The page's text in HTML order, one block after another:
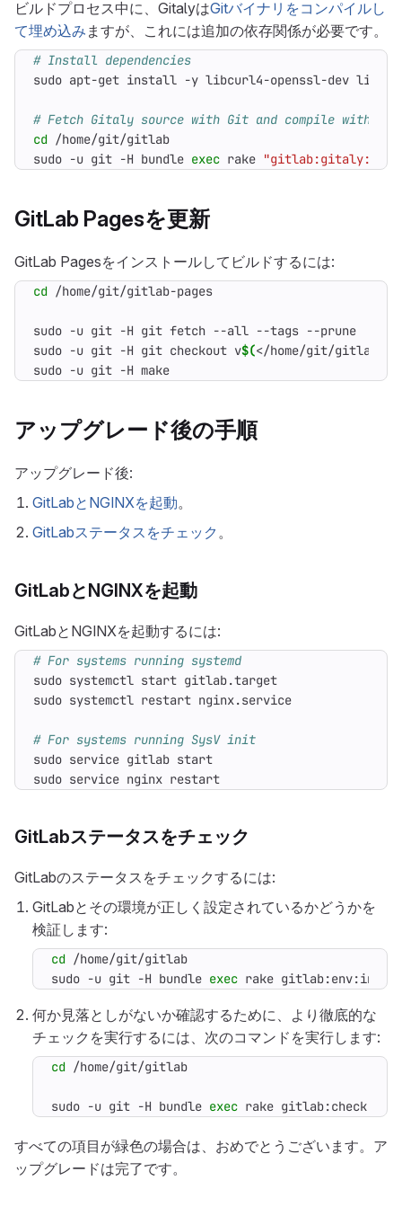
ビルドプロセス中に、GitalyはGitバイナリをコンパイルし
て埋め込み ますが、これには追加の依存関係が必要です。
# Install dependencies
# Fetch Gitaly source with Git and compile with Go
cd
sudo -u git -H bundle exec rake
GitLab Pagesを更新
GitLab Pagesをインストールしてビルドするには:
cd
sudo -u git -H git checkout v$(</home/git/gitlab/
sudo -u git -H make
アップグレード後の手順
アップグレード後:
GitLabとNGINXを起動。
GitLabステータスをチェック 。
GitLabとNGINXを起動
GitLabとNGINXを起動するには:
# For systems running systemd
# For systems running SysV init
sudo service nginx restart
GitLabステータスをチェック
GitLabのステータスをチェックするには:
GitLabとその環境が正しく設定されているかどうかを
検証します:
cd
sudo -u git -H bundle exec rake gitlab:env:info
何か見落としがないか確認するために、より徹底的な
チェックを実行するには、次のコマンドを実行します:
cd
sudo -u git -H bundle exec rake gitlab:check
すべての項目が緑色の場合は、おめでとうございます。ア
ップグレードは完了です。